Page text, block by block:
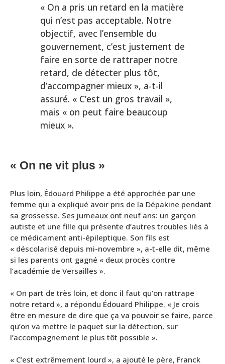
« On a pris un retard en la matière
qui n’est pas acceptable. Notre
objectif, avec l’ensemble du
gouvernement, c’est justement de
faire en sorte de rattraper notre
retard, de détecter plus tôt,
d’accompagner mieux », a-t-il
assuré. « C’est un gros travail »,
mais « on peut faire beaucoup
mieux ».
« On ne vit plus »
Plus loin, Édouard Philippe a été approchée par une
femme qui a expliqué avoir pris de la Dépakine pendant
sa grossesse. Ses jumeaux ont neuf ans: un garçon
autiste et une fille qui présente d’autres troubles liés à
ce médicament anti-épileptique. Son fils est
« déscolarisé depuis mi-novembre », a-t-elle dit, même
si les parents ont gagné « deux procès contre
l’académie de Versailles ».
« On part de très loin, et donc il faut qu’on rattrape
notre retard », a répondu Édouard Philippe. « Je crois
être en mesure de dire que ça va pouvoir se faire, parce
qu’on va mettre le paquet sur la détection, sur
l’accompagnement le plus tôt possible ».
« C’est extrêmement lourd », a ajouté le père, Franck